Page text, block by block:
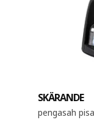
SKÄRANDE
pengasah